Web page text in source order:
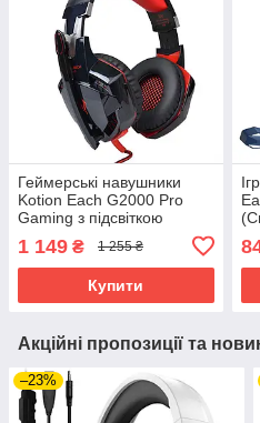
Геймерські навушники
Kotion Each G2000 Pro
Gaming з підсвіткою
1 149 ₴ 1 255 ₴
Купити
Акційні пропозиції та
–23%